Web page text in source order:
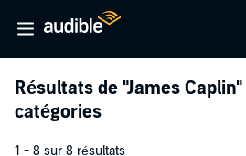
Résultats de "James Caplin"
catégories
1 - 8 sur 8 résultats